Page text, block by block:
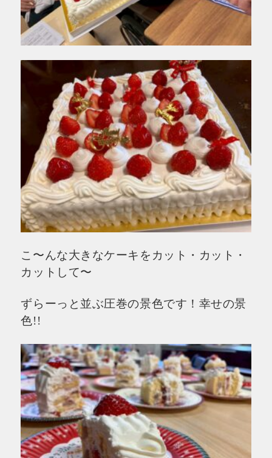
こ〜んな大きなケーキをカット・カット・
カットして〜
ずらーっと並ぶ圧巻の景色です！幸せの景
色!!